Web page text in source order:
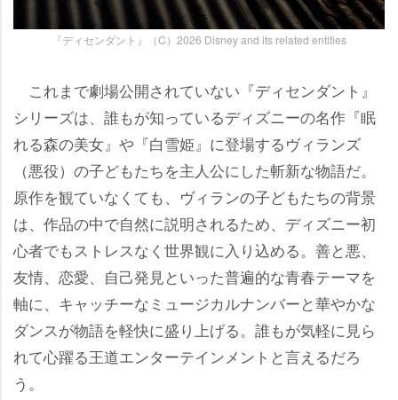
『ディセンダント』（C）2026 Disney and its related entities
これまで劇場公開されていない『ディセンダント』
シリーズは、誰もが知っているディズニーの名作『眠
れる森の美女』や『白雪姫』に登場するヴィランズ
（悪役）の子どもたちを主人公にした斬新な物語だ。
原作を観ていなくても、ヴィランの子どもたちの背景
は、作品の中で自然に説明されるため、ディズニー初
心者でもストレスなく世界観に入り込める。善と悪、
友情、恋愛、自己発見といった普遍的な青春テーマを
軸に、キャッチーなミュージカルナンバーと華やかな
ダンスが物語を軽快に盛り上げる。誰もが気軽に見ら
れて心躍る王道エンターテインメントと言えるだろ
う。